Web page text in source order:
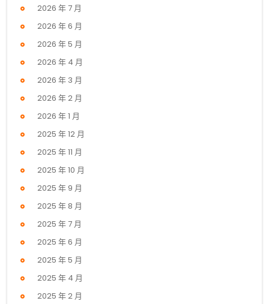
2026 年 7 月
2026 年 6 月
2026 年 5 月
2026 年 4 月
2026 年 3 月
2026 年 2 月
2026 年 1 月
2025 年 12 月
2025 年 11 月
2025 年 10 月
2025 年 9 月
2025 年 8 月
2025 年 7 月
2025 年 6 月
2025 年 5 月
2025 年 4 月
2025 年 2 月